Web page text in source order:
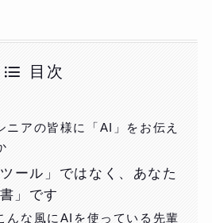
目次
ニアの皆様に「AI」をお伝え
ール」ではなく、あなた
」です
んな風にAIを使っている先輩